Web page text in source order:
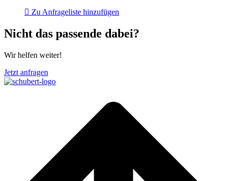
Zu Anfrageliste hinzufügen
Nicht das passende dabei?
Wir helfen weiter!
Jetzt anfragen